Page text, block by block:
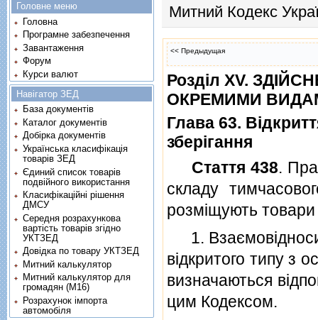
Митний Кодекс
<< Предыдущая
Роздiл XV.
ОКРЕМИМИ
Глава 63.
зберiгання
Стаття 438.
складу
розмiщують товари
1.
вiдкритого типу з
визначаються
цим Кодексом.
Головне меню
Головна
Програмне забезпечення
Завантаження
Форум
Курси валют
Навігатор ЗЕД
База документів
Каталог документів
Добірка документів
Українська класифікація
товарів ЗЕД
Єдиний список товарів
подвійного використання
Класифікаційні рішення
ДМСУ
Середня розрахункова
вартість товарів згідно
УКТЗЕД
Довідка по товару УКТЗЕД
Митний калькулятор
Митний калькулятор для
громадян (М16)
Розрахунок імпорта
автомобіля